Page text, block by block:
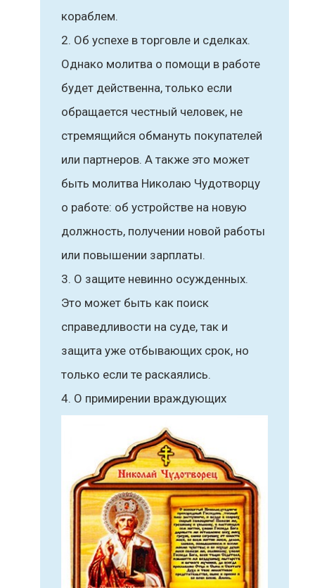
кораблем.
Об успехе в торговле и сделках.
Однако молитва о помощи в работе
будет действенна, только если
обращается честный человек, не
стремящийся обмануть покупателей
или партнеров. А также это может
быть молитва Николаю Чудотворцу
о работе: об устройстве на новую
должность, получении новой работы
или повышении зарплаты.
О защите невинно осужденных.
Это может быть как поиск
справедливости на суде, так и
защита уже отбывающих срок, но
только если те раскаялись.
О примирении враждующих